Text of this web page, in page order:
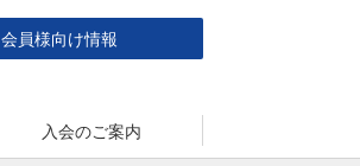
会員様向け情報
入会のご案内